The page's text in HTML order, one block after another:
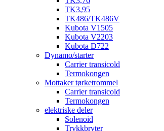
TK3,95
TK486/TK486V
Kubota V1505
Kubota V2203
Kubota D722
Dynamo/starter
Carrier transicold
Termokongen
Mottaker tørketrommel
Carrier transicold
Termokongen
elektriske deler
Solenoid
Trykkbryter